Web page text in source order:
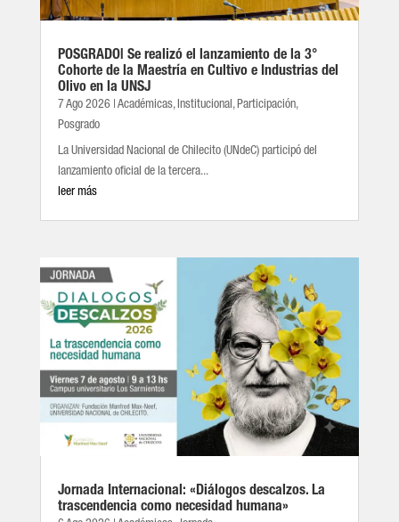
POSGRADO| Se realizó el lanzamiento de la 3°
Cohorte de la Maestría en Cultivo e Industrias del
Olivo en la UNSJ
7 Ago 2026| Académicas, Institucional , Participación,
Posgrado
La Universidad Nacional de Chilecito (UNdeC) participó del
lanzamiento oficial de la tercera...
leer más
Jornada Internacional: «Diálogos descalzos. La
trascendencia como necesidad humana»